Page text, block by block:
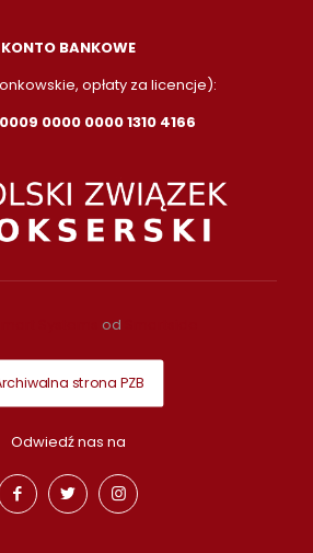
KONTO BANKOWE
opłaty za licencje):
0000 0000 1310 4166
od
strona PZB
Odwiedź nas na